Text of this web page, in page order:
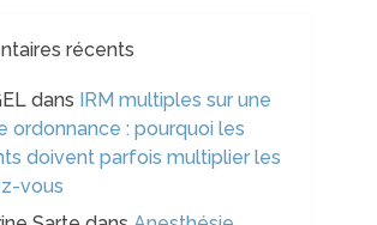
récents
dans
IRM multiples sur une
ordonnance : pourquoi les
doivent parfois multiplier les
vous